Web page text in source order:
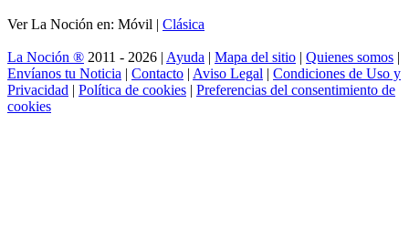
Ver La Noción en: Móvil | Clásica
La Noción ® 2011 - 2026 | Ayuda | Mapa del sitio | Quienes somos |
Envíanos tu Noticia | Contacto | Aviso Legal | Condiciones de Uso y
Privacidad | Política de cookies | Preferencias del consentimiento de
cookies